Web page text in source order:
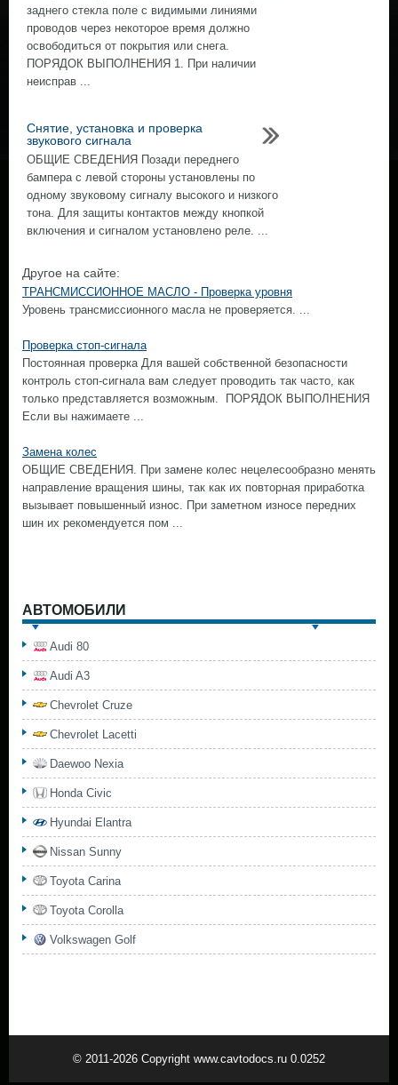
заднего стекла поле с видимыми линиями
проводов через некоторое время должно
освободиться от покрытия или снега.
ПОРЯДОК ВЫПОЛНЕНИЯ 1. При наличии
неисправ ...
Снятие, установка и проверка
звукового сигнала
ОБЩИЕ СВЕДЕНИЯ Позади переднего
бампера с левой стороны установлены по
одному звуковому сигналу высокого и низкого
тона. Для защиты контактов между кнопкой
включения и сигналом установлено реле. ...
Другое на сайте:
ТРАНСМИССИОННОЕ МАСЛО - Проверка уровня
Уровень трансмиссионного масла не проверяется. ...
Проверка стоп-сигнала
Постоянная проверка Для вашей собственной безопасности
контроль стоп-сигнала вам следует проводить так часто, как
только представляется возможным. ПОРЯДОК ВЫПОЛНЕНИЯ
Если вы нажимаете ...
Замена колес
ОБЩИЕ СВЕДЕНИЯ. При замене колес нецелесообразно менять
направление вращения шины, так как их повторная приработка
вызывает повышенный износ. При заметном износе передних
шин их рекомендуется пом ...
АВТОМОБИЛИ
Audi 80
Audi A3
Chevrolet Cruze
Chevrolet Lacetti
Daewoo Nexia
Honda Civic
Hyundai Elantra
Nissan Sunny
Toyota Carina
Toyota Corolla
Volkswagen Golf
© 2011-2026 Copyright www.cavtodocs.ru 0.0252